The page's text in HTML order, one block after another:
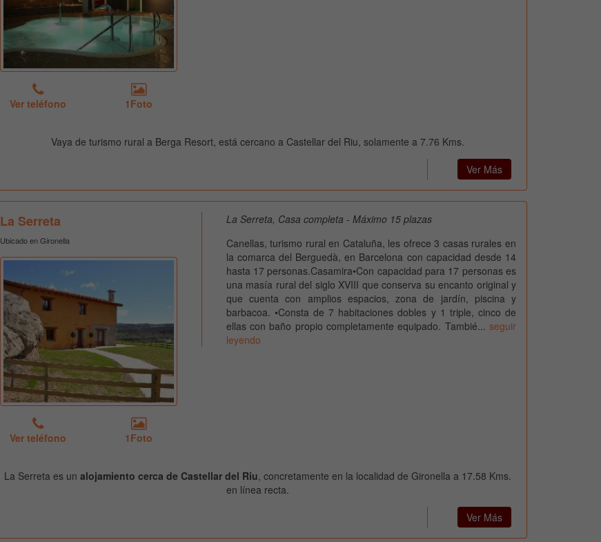
Ver teléfono 1Foto
Vaya de turismo rural a Berga Resort, está cercano a Castellar del Riu, solamente a 7.76 Kms.
Ver Más
La Serreta
Ubicado en Gironella
Ver teléfono 1Foto
La Serreta, Casa completa - Máximo 15 plazas
Canellas, turismo rural en Cataluña, les ofrece 3 casas rurales en
la comarca del Berguedà, en Barcelona con capacidad desde 14
hasta 17 personas.Casamira•Con capacidad para 17 personas es
una masía rural del siglo XVIII que conserva su encanto original y
que cuenta con amplios espacios, zona de jardín, piscina y
barbacoa. •Consta de 7 habitaciones dobles y 1 triple, cinco de
ellas con baño propio completamente equipado. Tambié... seguir
leyendo
La Serreta es unalojamiento cerca de Castellar del Riu, concretamente en la localidad de Gironella a 17.58 Kms.
en línea recta.
Ver Más